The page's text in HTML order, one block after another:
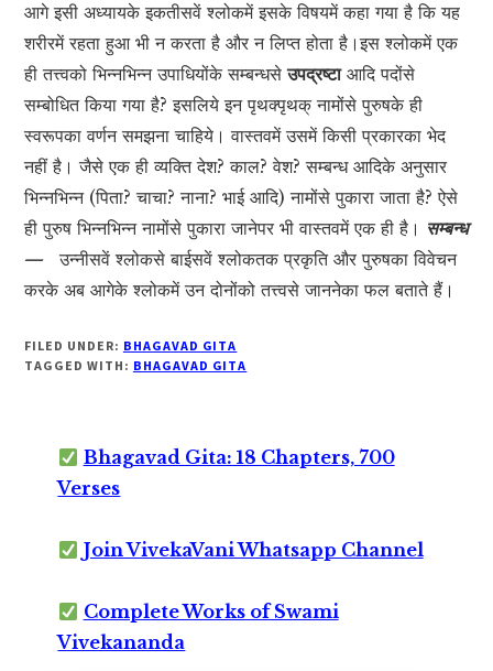
आगे इसी अध्यायके इकतीसवें श्लोकमें इसके विषयमें कहा गया है कि यह
शरीरमें रहता हुआ भी न करता है और न लिप्त होता है।इस श्लोकमें एक
ही तत्त्वको भिन्नभिन्न उपाधियोंके सम्बन्धसेउपद्रष्टाआदि पदोंसे
सम्बोधित किया गया है? इसलिये इन पृथक्पृथक् नामोंसे पुरुषके ही
स्वरूपका वर्णन समझना चाहिये। वास्तवमें उसमें किसी प्रकारका भेद
नहीं है। जैसे एक ही व्यक्ति देश? काल? वेश? सम्बन्ध आदिके अनुसार
भिन्नभिन्न (पिता? चाचा? नाना? भाई आदि) नामोंसे पुकारा जाता है? ऐसे
ही पुरुष भिन्नभिन्न नामोंसे पुकारा जानेपर भी वास्तवमें एक ही है। सम्बन्ध
—
उन्नीसवें श्लोकसे बाईसवें श्लोकतक प्रकृति और पुरुषका विवेचन
करके अब आगेके श्लोकमें उन दोनोंको तत्त्वसे जाननेका फल बताते हैं।
FILED UNDER: BHAGAVAD GITA
TAGGED WITH: BHAGAVAD GITA
Bhagavad Gita: 18 Chapters, 700
Verses
Join VivekaVani Whatsapp Channel
Complete Works of Swami
Vivekananda